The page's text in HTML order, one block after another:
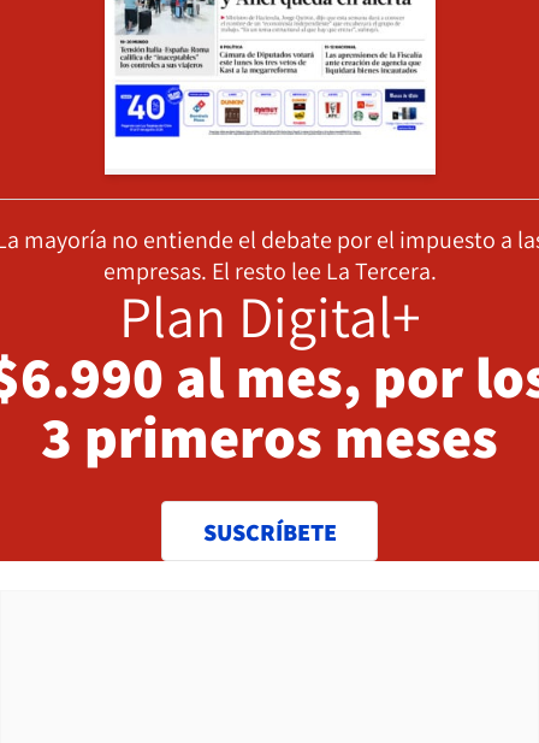
mayoría no entiende el debate por el impuesto a
empresas. El resto lee La Tercera.
Plan Digital+
al mes, por
3 primeros meses
SUSCRÍBETE